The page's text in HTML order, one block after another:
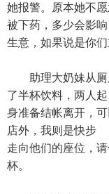
她报警。原本她不
被下药，多少会影响
生意，如果说是你
助理大奶妹从厕
了半杯饮料，两人起
身准备结帐离开，
店外，我则是快步
走向他们的座位，
杯。